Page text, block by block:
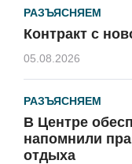
РАЗЪЯСНЯЕМ
Контракт с
05.08.2026
РАЗЪЯСНЯЕМ
В Центре
напомнили
отдыха